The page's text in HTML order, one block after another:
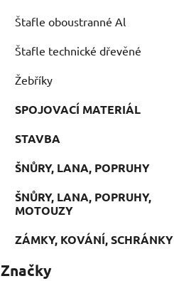
Štafle oboustranné Al
Štafle technické dřevěné
Žebříky
SPOJOVACÍ MATERIÁL
STAVBA
ŠNŮRY, LANA, POPRUHY
ŠNŮRY, LANA, POPRUHY,
MOTOUZY
ZÁMKY, KOVÁNÍ, SCHRÁNKY
Značky